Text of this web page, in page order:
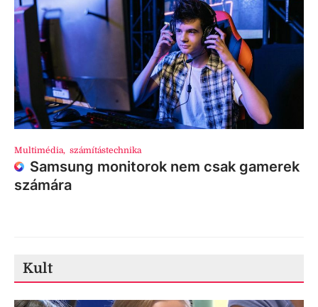
Multimédia, számítástechnika
Samsung monitorok nem csak gamerek
számára
Kult